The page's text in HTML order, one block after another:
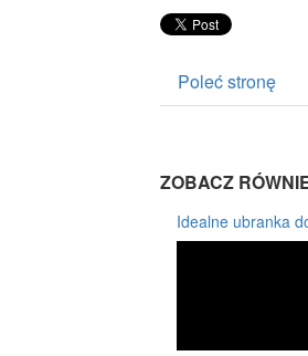
Poleć stronę
ZOBACZ
Idealne ubranka